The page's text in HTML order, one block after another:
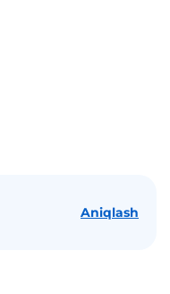
Aniqlash